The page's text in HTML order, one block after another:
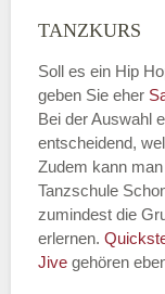
TANZKURS
Soll es ein Hip
geben Sie eher
Bei der Auswahl
entscheidend,
Zudem kann
Tanzschule
zumindest die
erlernen.
Jive gehören